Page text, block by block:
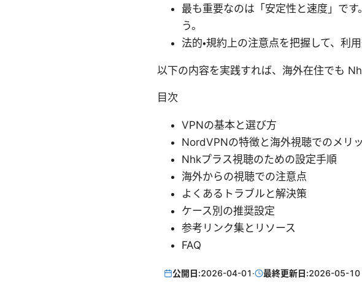
最も重要なのは「安定性と速度」で
う。
法的・規約上の注意点を把握して、利
以下の内容を実践すれば、海外在住でも
目次
VPNの基本と選び方
NordVPNの特徴と海外視聴でのメリ
Nhkプラス視聴のための設定手順
海外からの視聴での注意点
よくあるトラブルと解決策
ケース別の推奨設定
参考リンク集とリソース
FAQ
公開日:2026-04-01· 最終更新日:2026-05-10